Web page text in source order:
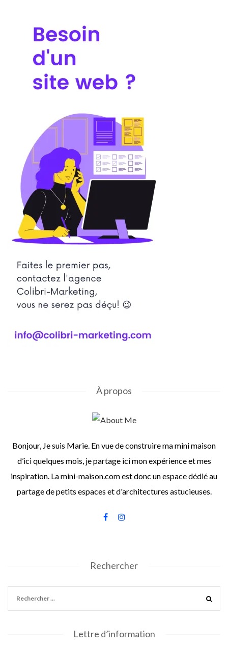
À propos
Bonjour, Je suis Marie. En vue de construire ma mini maison
d’ici quelques mois, je partage ici mon expérience et mes
inspiration. La mini-maison.com est donc un espace dédié au
partage de petits espaces et d'architectures astucieuses.
Rechercher
Lettre d’information